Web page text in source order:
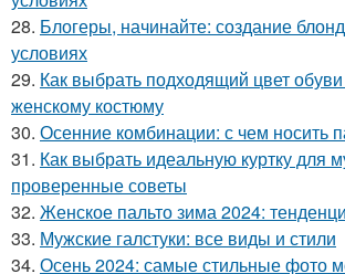
28. Блогеры, начинайте: создание
условиях
29. Как выбрать подходящий цвет
женскому костюму
30. Осенние комбинации: с чем носить
31. Как выбрать идеальную куртку для
проверенные советы
32. Женское пальто зима 2024:
33. Мужские галстуки: все виды и стили
34. Осень 2024: самые стильные фото